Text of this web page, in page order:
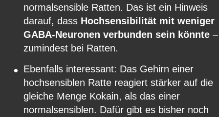
normalsensible Ratten. Das ist ein Hinweis
darauf, dass Hochsensibilität mit weniger
GABA-Neuronen verbunden sein könnte
zumindest bei Ratten.
• Ebenfalls interessant: Das Gehirn einer
hochsensiblen Ratte reagiert stärker auf die
gleiche Menge Kokain, als das einer
normalsensiblen. Dafür gibt es bisher noch